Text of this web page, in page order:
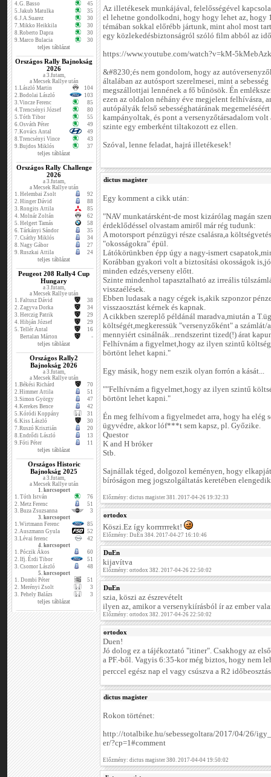
4.G. Basso
45
5.Jakub Matulka
35
6.J.A.Suarez
30
7.Mikko Heikkila
30
8.Roberto Dapra
30
9.Marco Bulacia 30
teljes táblázat
Országos Rally Bajnokság
2026
a 3.futam,
a Mecsek Rallye után
1.László Martin
104
2.Bodolai László
103
3.Vincze Ferenc
85
4.Trencsényi József
80
5.Tóth Tibor
55
6.Osváth Péter
49
7.Kovács Antal
49
8.Trencsényi Vince
43
9.Bujdos Miklós 37
teljes táblázat
Országos Rally Challenge
2026
a 3.futam,
a Mecsek Rallye után
1. Helembai Zsolt
92
2. Hinger Dávid
88
3. Rongits Attila
85
4. Molnár Zoltán
62
5. Helgert Tamás
58
6. Tárkányi Sándor
35
7. Csáthy Miklós
34
8. Nagy Gábor
27
9. Ruszkai Attila 24
teljes táblázat
Peugeot 208 Rally4 Cup
Hungary
a 3.futam,
a Mecsek Rallye után
1. Faltusz Dávid
38
2. Zagyva Dorka
34
3. Herczig Patrik
29
4. Hibján József
29
5. Tellér Antal
16
Bertalan Márton
-
teljes táblázat
Országos Rally2
Bajnokság 2026
a 3.futam,
a Mecsek Rallye után
1.Békési Richárd
70
2.Himmer Attila
51
3.Simon György
47
4.Kerekes Bence
42
5.Kóródi Koppány
31
6.Kiss László
30
7.Ruszó Krisztián
20
8.Endrődi László
13
9.Fóti Péter 11
teljes táblázat
Országos Historic
Bajnokság 2025
a 3.futam,
a Mecsek Rallye után
1. korcsoport
1. Tóth István
76
2. Metz Ferenc
51
3. Buza Zsuzsanna
3
3. korcsoport
1.Wirtmann Ferenc
85
2.Auszmann Gyula
52
3.Lévai ferenc
42
4. korcsoport
1. Póczik Ákos
60
2. Ifj. Érdi Tibor
51
3. Csomor László
48
5. korcsoport
1. Dombi Péter
51
2. Merényi Zsolt
3
3. Pehely Balázs 3
teljes táblázat
Az illetékesek munkájával, felelősségével
el lehetne gondolkodni, hogy hogy lehet az, hogy
témában sokkal előrébb jártunk, mint ahol most
egy közlekedésbiztonságról szóló film abból az
https://www.youtube.com/watch?v=kM-5kMebAzk
&#8230;és nem gondolom, hogy az
általában az autósport szerelmesei, mint a sebesség
megszállottjai lennének a fő bűnösök. Én
ezen az oldalon néhány éve megjelent felhívásra,
autópályák felső sebességhatárának megemeléséért
kampányoltak, és pont a versenyzőtársadalom volt
szinte egy emberként tiltakozott ez ellen.
Szóval, lenne feladat, hajrá illetékesek!
dictus magister
Egy komment a cikk után:
"NAV munkatársként-de most kizárólag magán
érdeklődéssel olvastam amiről már rég tudunk:
A motorsport pénzügyi része csalásra,a
"okosságokra" épül.
Látókörünkben épp úgy a nagy-ismert
Korábban gyakori volt a biztosítási okosságok
minden edzés,verseny előtt.
Szinte mindenhol tapasztalható az irreális
visszaélések.
Ebben ludasak a nagy cégek is,akik szponzor
visszaosztást kérnek és kapnak.
A cikkben szereplő példánál maradva,miután a
költségét,megkeressük "versenyzőként" a
mennyiért csinálnák...rendszerint tized(!) árat
Felhívnám a figyelmet,hogy az ilyen szintű
börtönt lehet kapni."
Egy másik, hogy nem eszik olyan forrón a kását...
""Felhívnám a figyelmet,hogy az ilyen szintű
börtönt lehet kapni."
Én meg felhívom a figyelmedet arra, hogy ha elég
ügyvédre, akkor lóf***t sem kapsz, pl. Győzike.
Questor
K and H bróker
Stb.
Sajnállak téged, dolgozol keményen, hogy
bíróságon meg jogszolgáltatás keretében
Előzmény: dictus magister 381. 2017-04-26 19:32:33
ortodox
Köszi.Ez így korrrrrrekt!
Előzmény: DuEn 384. 2017-04-27 16:10:46
DuEn
kijavítva
Előzmény: ortodox 382. 2017-04-26 22:50:02
DuEn
szia, köszi az észrevételt
ilyen az, amikor a versenykiírásból ír az ember
Előzmény: ortodox 382. 2017-04-26 22:50:02
ortodox
Duen!
Jó dolog ez a tájékoztató "itiner". Csakhogy az
a PF.-ből. Vagyis 6:35-kor még biztos, hogy nem
perccel egész nap el vagy csúszva a R2
dictus magister
Rokon történet:
http://totalbike.hu/sebessegoltara/2017/04/26/
er/?cp=1#comment
Előzmény: dictus magister 380. 2017-04-04 19:50:02